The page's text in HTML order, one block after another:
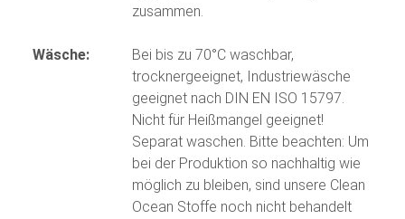
zusammen.
Wäsche:
Bei bis zu 70°C waschbar,
trocknergeeignet, Industriewäsche
geeignet nach DIN EN ISO 15797.
Nicht für Heißmangel geeignet!
Separat waschen. Bitte beachten: Um
bei der Produktion so nachhaltig wie
möglich zu bleiben, sind unsere Clean
Ocean Stoffe noch nicht behandelt